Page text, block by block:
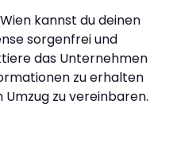
kannst du deinen
sorgenfrei und
das Unternehmen
zu erhalten
zu vereinbaren.